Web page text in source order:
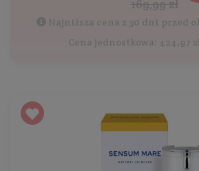
169,99 zł
Najniższa cena z 30 dni przed
Cena jednostkowa: 424,97